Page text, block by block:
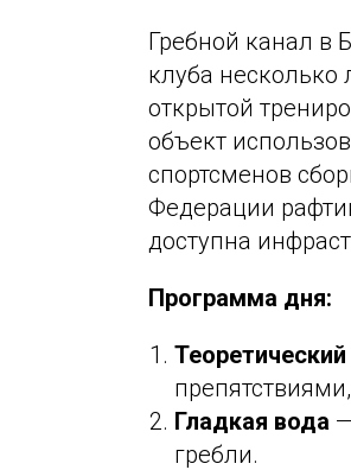
Гребной канал в
клуба несколько
открытой
объект
спортсменов
Федерации
доступна
Программа дня:
Гладкая вода
гребли.